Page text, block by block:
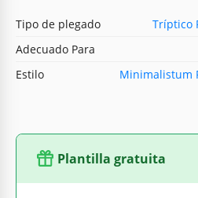
Tipo de plegado
Tríptico
Adecuado Para
Estilo
Minimalistum
Plantilla gratuita